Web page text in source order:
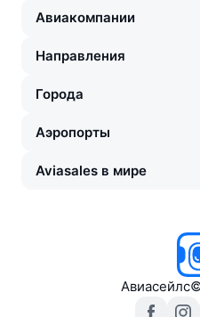
Авиакомпании
Направления
Города
Аэропорты
Aviasales в мире
Авиасейлс